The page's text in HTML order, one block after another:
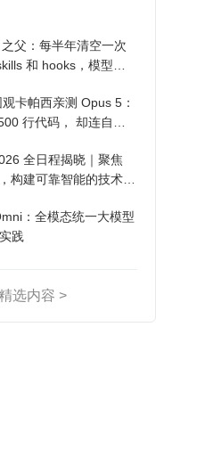
父：每半年清空一次
和 hooks，模型自
卡帕西亲测 Opus 5：
行代码， 却连自己
全日程揭晓｜聚焦
构建可靠智能的技术路
：全模态统一大模型
践
选内容 >